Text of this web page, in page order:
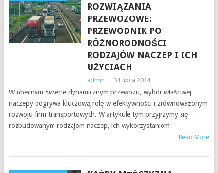
ROZWIĄZANIA
PRZEWOZOWE:
PRZEWODNIK PO
RÓŻNORODNOŚCI
RODZAJÓW NACZEP I ICH
UŻYCIACH
admin 31 lipca 2024
W obecnym świecie dynamicznym przewozu, wybór właściwej
naczepy odgrywa kluczową rolę w efektywności i zrównoważonym
rozwoju firm transportowych. W artykule tym przyjrzymy się
rozbudowanym rodzajom naczep, ich wykorzystaniom
Read More